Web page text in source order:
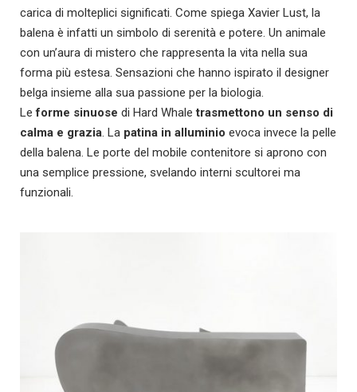
carica di molteplici significati. Come spiega Xavier Lust, la
balena è infatti un simbolo di serenità e potere. Un animale
con un’aura di mistero che rappresenta la vita nella sua
forma più estesa. Sensazioni che hanno ispirato il designer
belga insieme alla sua passione per la biologia.
Leforme sinuose di Hard Whaletrasmettono un senso di
calma e grazia. La patina in alluminio evoca invece la pelle
della balena. Le porte del mobile contenitore si aprono con
una semplice pressione, svelando interni scultorei ma
funzionali.